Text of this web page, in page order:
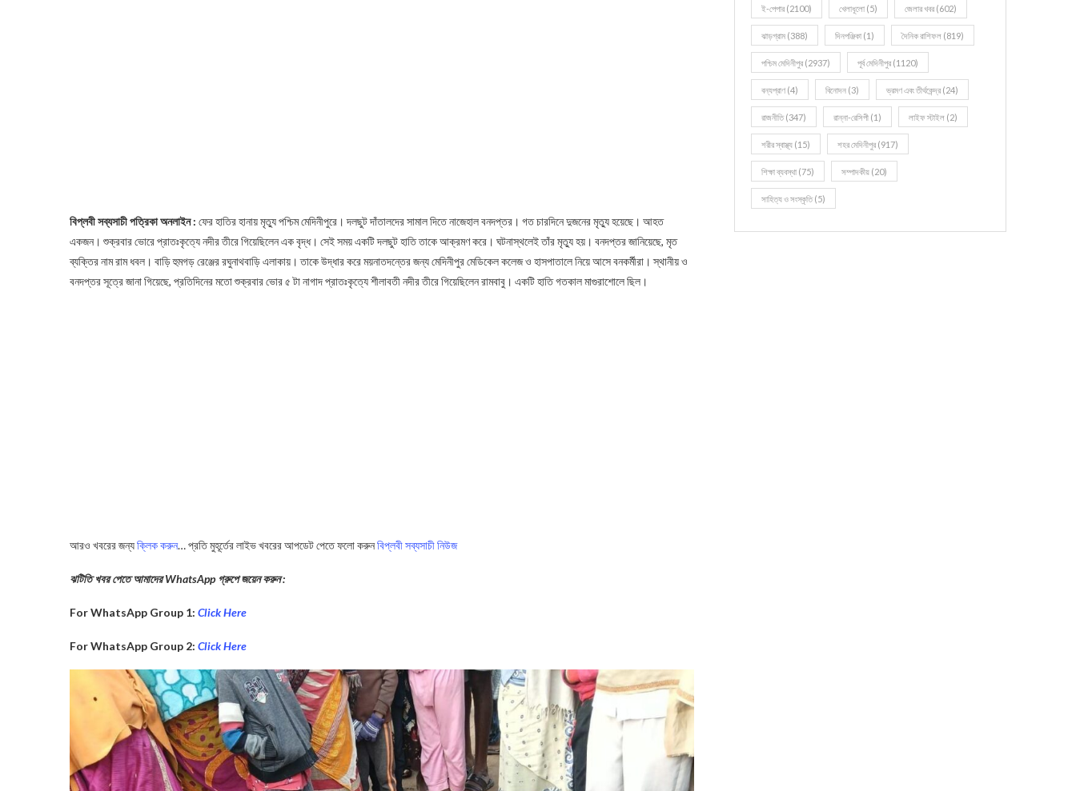
বিপ্লবী সব্যসাচী পত্রিকা অনলাইন : ফের হাতির হানায় মৃত্যু পশ্চিম মেদিনীপুরে। দলছুট দাঁতালদের সামাল দিতে নাজেহাল বনদপ্তর। গত চারদিনে দুজনের মৃত্যু হয়েছে। আহত
একজন। শুক্রবার ভোরে প্রাতঃকৃত্যে নদীর তীরে গিয়েছিলেন এক বৃদ্ধ। সেই সময় একটি দলছুট হাতি তাকে আক্রমণ করে। ঘটনাস্থলেই তাঁর মৃত্যু হয়। বনদপ্তর জানিয়েছে, মৃত
ব্যক্তির নাম রাম ধবল। বাড়ি হুমগড় রেঞ্জের রঘুনাথবাড়ি এলাকায়। তাকে উদ্ধার করে ময়নাতদন্তের জন্য মেদিনীপুর মেডিকেল কলেজ ও হাসপাতালে নিয়ে আসে বনকর্মীরা। স্থানীয় ও
বনদপ্তর সূত্রে জানা গিয়েছে, প্রতিদিনের মতো শুক্রবার ভোর ৫ টা নাগাদ প্রাতঃকৃত্যে শীলাবতী নদীর তীরে গিয়েছিলেন রামবাবু। একটি হাতি গতকাল মাগুরাশোলে ছিল।
আরও খবরের জন্যক্লিক করুন… প্রতি মুহূর্তের লাইভ খবরের আপডেট পেতে ফলো করুনবিপ্লবী সব্যসাচী নিউজ
ঝটিতি খবর পেতে আমাদের WhatsApp গ্রুপে জয়েন করুন :
For WhatsApp Group 1: Click Here
For WhatsApp Group 2: Click Here
ই-পেপার (2100) খেলাধূলো (5) জেলার খবর (602)
ঝাড়গ্রাম (388) দিনপঞ্জিকা (1) দৈনিক রাশিফল (819)
পশ্চিম মেদিনীপুর (2937) পূর্ব মেদিনীপুর (1120)
বন্যপ্রাণ (4) বিনোদন (3) ভ্রমণ এবং তীর্থকেন্দ্র (24)
রাজনীতি(347) রান্না-রেসিপী (1) লাইফ স্টাইল (2)
শরীর স্বাস্থ্য (15) শহর মেদিনীপুর (917)
শিক্ষা ব্যবস্থা (75) সম্পাদকীয় (20)
সাহিত্য ও সংস্কৃতি(5)